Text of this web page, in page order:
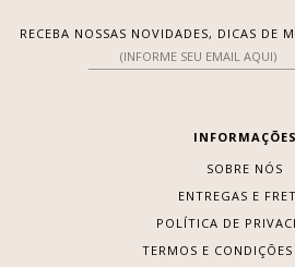
RECEBA NOSSAS NOVIDADES, DICAS DE
INFORMAÇÕES
SOBRE NÓS
ENTREGAS E
POLÍTICA DE
TERMOS E